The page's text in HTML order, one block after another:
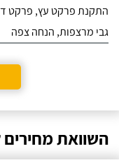
התקנת פרקט עץ, פרקט
גבי מרצפות, הנחה צפה
השוואת